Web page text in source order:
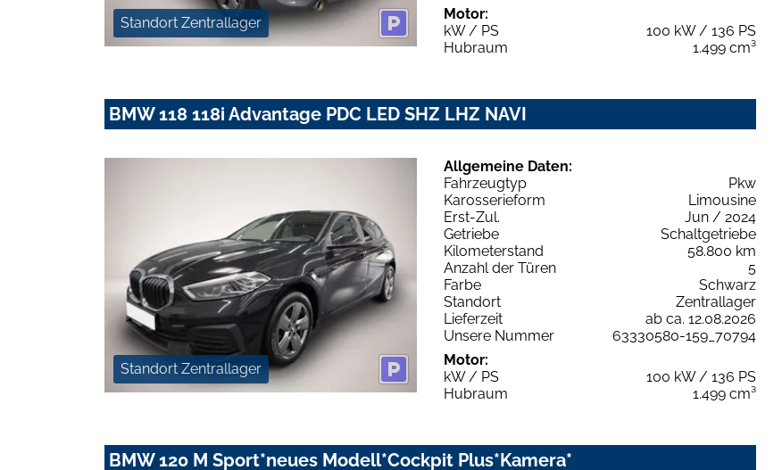
Standort Zentrallager
Motor:
kW / PS
100 kW / 136 PS
Hubraum
1.499 cm³
BMW 118 118i Advantage PDC LED SHZ LHZ NAVI
Standort Zentrallager
Allgemeine Daten:
Fahrzeugtyp
Pkw
Karosserieform
Limousine
Erst-Zul.
Jun / 2024
Getriebe
Schaltgetriebe
Kilometerstand
58.800 km
Anzahl der Türen
5
Farbe
Schwarz
Standort
Zentrallager
Lieferzeit
ab ca. 12.08.2026
Unsere Nummer
63330580-159_70794
Motor:
kW / PS
100 kW / 136 PS
Hubraum
1.499 cm³
BMW 120 M Sport*neues Modell*Cockpit Plus*Kamera*